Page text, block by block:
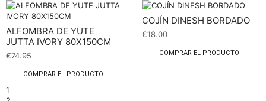
ALFOMBRA DE YUTE
JUTTA IVORY 80X150CM
€74.95
COMPRAR EL PRODUCTO
COJÍN DINESH BORDADO
€18.00
COMPRAR EL PRODUCTO
1